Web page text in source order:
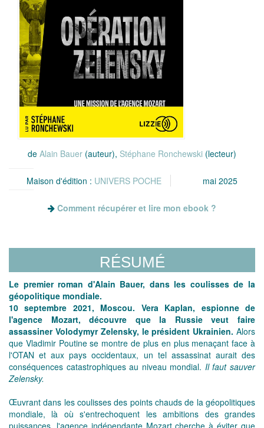
de Alain Bauer (auteur), Stéphane Ronchewski (lecteur)
Maison d'édition : UNIVERS POCHE mai 2025
Comment récupérer et lire mon ebook ?
RÉSUMÉ
Le premier roman d'Alain Bauer, dans les coulisses de la
géopolitique mondiale.
10 septembre 2021, Moscou. Vera Kaplan, espionne de
l'agence Mozart, découvre que la Russie veut faire
assassiner Volodymyr Zelensky, le président Ukrainien. Alors
que Vladimir Poutine se montre de plus en plus menaçant face à
l'OTAN et aux pays occidentaux, un tel assassinat aurait des
conséquences catastrophiques au niveau mondial. Il faut sauver
Zelensky.
Œuvrant dans les coulisses des points chauds de la géopolitiques
mondiale, là où s'entrechoquent les ambitions des grandes
puissances, l'agence indépendante Mozart cherche à éviter que